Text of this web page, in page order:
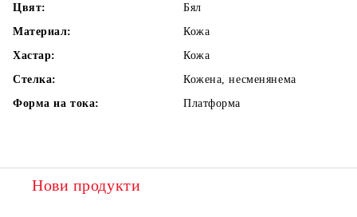
Цвят:
Бял
Материал:
Кожа
Хастар:
Кожа
Стелка:
Кожена, несменянема
Форма на тока:
Платформа
Нови продукти